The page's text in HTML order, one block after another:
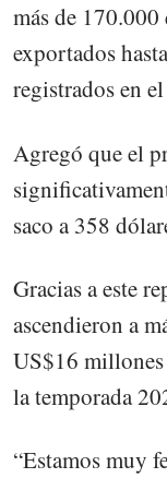
más de
exportados
registrados en
Agregó que el
saco a 358
Gracias a este
ascendieron a
US$16
la temporada
“Estamos muy